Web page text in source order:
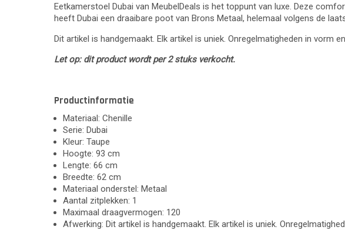
Eetkamerstoel Dubai van MeubelDeals is het toppunt van luxe. Deze
heeft Dubai een draaibare poot van Brons Metaal, helemaal volgens de
Dit artikel is handgemaakt. Elk artikel is uniek. Onregelmatigheden in vorm
Let op: dit product wordt per 2 stuks verkocht.
Productinformatie
Materiaal: Chenille
Serie: Dubai
Kleur: Taupe
Hoogte: 93 cm
Lengte: 66 cm
Breedte: 62 cm
Materiaal onderstel: Metaal
Aantal zitplekken: 1
Maximaal draagvermogen: 120
Afwerking: Dit artikel is handgemaakt. Elk artikel is uniek.